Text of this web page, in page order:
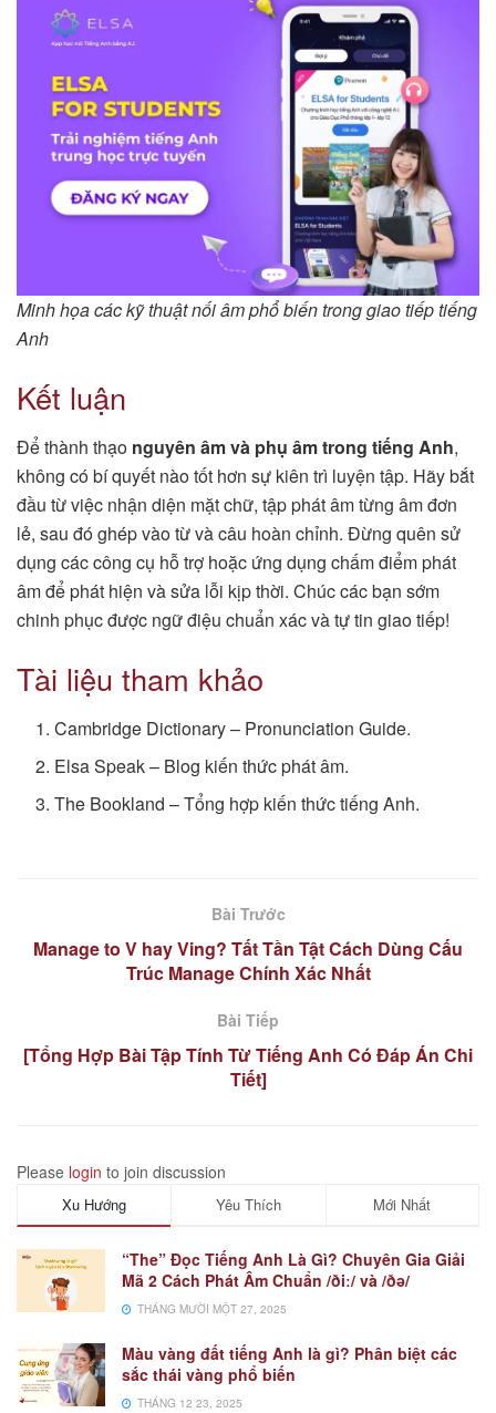
Minh họa các kỹ thuật nối âm phổ biến trong giao tiếp tiếng
Anh
Kết luận
Để thành thạo nguyên âm và phụ âm trong tiếng Anh,
không có bí quyết nào tốt hơn sự kiên trì luyện tập. Hãy bắt
đầu từ việc nhận diện mặt chữ, tập phát âm từng âm đơn
lẻ, sau đó ghép vào từ và câu hoàn chỉnh. Đừng quên sử
dụng các công cụ hỗ trợ hoặc ứng dụng chấm điểm phát
âm để phát hiện và sửa lỗi kịp thời. Chúc các bạn sớm
chinh phục được ngữ điệu chuẩn xác và tự tin giao tiếp!
Tài liệu tham khảo
Cambridge Dictionary – Pronunciation Guide.
Elsa Speak – Blog kiến thức phát âm.
The Bookland – Tổng hợp kiến thức tiếng Anh.
Bài Trước
Manage to V hay Ving? Tất Tần Tật Cách Dùng Cấu
Trúc Manage Chính Xác Nhất
Bài Tiếp
[Tổng Hợp Bài Tập Tính Từ Tiếng Anh Có Đáp Án Chi
Tiết]
Please login to join discussion
Xu Hướng Yêu Thích Mới Nhất
“The” Đọc Tiếng Anh Là Gì? Chuyên Gia Giải
Mã 2 Cách Phát Âm Chuẩn /ðiː/ và /ðə/
THÁNG MƯỜI MỘT 27, 2025
Màu vàng đất tiếng Anh là gì? Phân biệt các
sắc thái vàng phổ biến
THÁNG 12 23, 2025